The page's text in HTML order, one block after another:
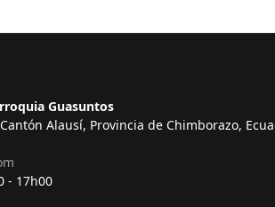
Guasuntos
Alausí, Provincia de Chimborazo,
- 17h00